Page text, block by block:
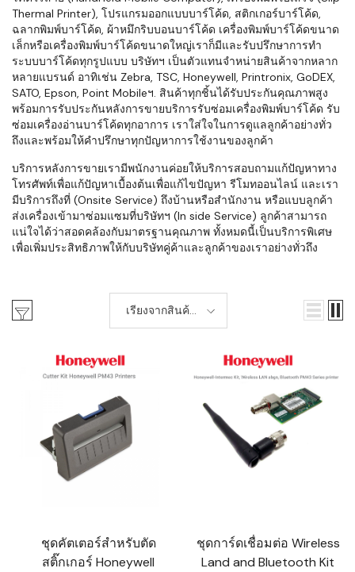
Thermal Printer), โปรแกรมออกแบบบาร์โค้ด, สติกเกอร์บาร์โค้ด,
ฉลากพิมพ์บาร์โค้ด, ผ้าหมึกริบบอนบาร์โค้ด เครื่องพิมพ์บาร์โค้ดขนาด
เล็กหรือเครื่องพิมพ์บาร์โค้ดขนาดใหญ่เราก็มีและรับปรึกษาการทำ
ระบบบาร์โค้ดทุกรูปแบบ บริษัทฯ เป็นตัวแทนจำหน่ายสินค้าจากหลาก
หลายแบรนด์ อาทิเช่น Zebra, TSC, Honeywell, Printronix, GoDEX,
SATO, Epson, Point Mobileฯ. สินค้าทุกชิ้นได้รับประกันคุณภาพสูง
พร้อมการรับประกันหลังการขายบริการรับซ่อมเครื่องพิมพ์บาร์โค้ด รับ
ซ่อมเครื่องอ่านบาร์โค้ดทุกอาการ เราใส่ใจในการดูแลลูกค้าอย่างทั่ว
ถึงและพร้อมให้คำปรึกษาทุกปัญหาการใช้งานของลูกค้า
บริการหลังการขายเรามีพนักงานค่อยให้บริการสอบถามแก้ปัญหาทาง
โทรศัพท์เพื่อแก้ปัญหาเบื้องต้นเพื่อแก้ไขปัญหา รีโมทออนไลน์ และเรา
มีบริการถึงที่ (Onsite Service) ถึงบ้านหรือสำนักงาน หรือแบบลูกค้า
ส่งเครื่องเข้ามาซ่อมแซมที่บริษัทฯ (In side Service) ลูกค้าสามารถ
แน่ใจได้ว่าสอดคล้องกับมาตรฐานคุณภาพ ทั้งหมดนี้เป็นบริการพิเศษ
เพื่อเพิ่มประสิทธิภาพให้กับบริษัทคู่ค้าและลูกค้าของเราอย่างทั่วถึง
เรียงจากสินค้า
ใหม่-เก่า
ชุดคัตเตอร์สำหรับตัด
สติ๊กเกอร์ Honeywell
ชุดการ์ดเชื่อมต่อ Wireless
Land and Bluetooth Kit